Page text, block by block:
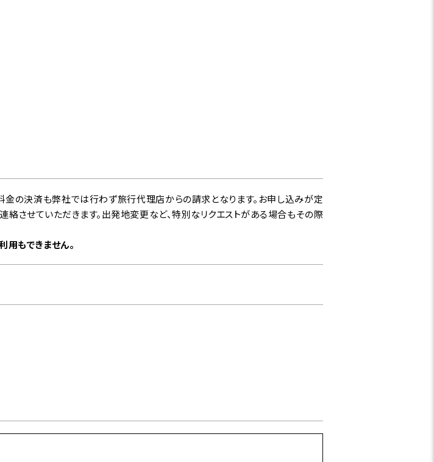
金の決済も弊社では行わず旅行代理店からの請求となります。お申し込みが定
絡させていただきます。出発地変更など、特別なリクエストがある場合もその際
用もできません。